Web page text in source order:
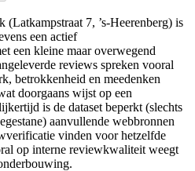
7, ’s-Heerenberg) is
een actief
een kleine maar overwegend
reviews spreken vooral
betrokkenheid en meedenken
doorgaans wijst op een
is de dataset beperkt (slechts
aanvullende webbronnen
vinden voor hetzelfde
op interne reviewkwaliteit weegt